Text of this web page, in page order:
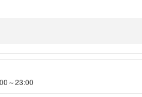
～23:00